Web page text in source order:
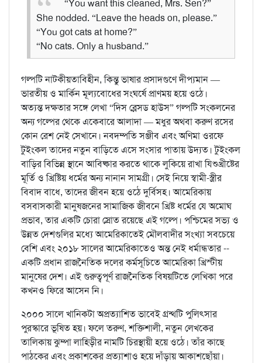
“You want this cleaned, Mrs. Sen?”
She nodded. “Leave the heads on, please.”
“You got cats at home?”
“No cats. Only a husband.”
গল্পটি নাটকীয়তাবিহীন, কিন্তু ভাষার প্রসাদগুণে দীপ্যমান —
ভারতীয় ও মার্কিন মূল্যবোধের সংঘর্ষে প্রাণময় হয়ে ওঠে।
অত্যন্ত দক্ষতার সঙ্গে লেখা “দিস ব্লেসড হাউস” গল্পটি সংকলনের
অন্য গল্পের থেকে একেবারে আলাদা — মধুর অথবা করুণ রসের
কোন রেশ নেই সেখানে। নবদম্পতি সঞ্জীব এবং অণিমা ওরফে
টুইংকল তাদের নতুন বাড়িতে এসে সংসার পাতায় উদ্যত। টুইংকল
বাড়ির বিভিন্ন স্থানে আবিষ্কার করতে থাকে লুকিয়ে রাখা যিশুখ্রীষ্টের
মূর্তি ও খ্রিষ্টিয় ধর্মের অন্য নানান সামগ্রী। সেই নিয়ে স্বামী-স্ত্রীর
বিবাদ বাধে, তাদের জীবন হয়ে ওঠে দুর্বিসহ। আমেরিকায়
বসবাসকারী মানুষজনের সামাজিক জীবনে খ্রিষ্ট ধর্মের যে অমোঘ
প্রভাব, তার একটি চোরা স্রোত রয়েছে এই গল্পে। পশ্চিমের সভ্য ও
উন্নত দেশগুলির মধ্যে আমেরিকাতেই মৌলবাদীর সংখ্যা সবচেয়ে
বেশি এবং ২০১৮ সালের আমেরিকাতেও অন্ত নেই ধর্মান্ধতার --
একটি প্রধান রাজনৈতিক দলের কর্মসূচিতে আমেরিকা খ্রিস্টীয়
মানুষের দেশ। এই গুরুত্বপূর্ণ রাজনৈতিক বিষয়টিতে লেখিকা পরে
কখনও ফিরে আসেন নি।
২০০০ সালে খানিকটা অপ্রত্যাশিত ভাবেই গ্রন্থটি পুলিৎসার
পুরস্কারে ভূষিত হয়। ফলে তরুণ, শক্তিশালী, নতুন লেখকের
তালিকায় ঝুম্পা লাহিড়ীর নামটি চিরস্থায়ী হয়ে ওঠে। তাঁর কাছে
পাঠকের এবং প্রকাশকের প্রত্যাশাও হয়ে দাঁড়ায় আকাশছোঁয়া।